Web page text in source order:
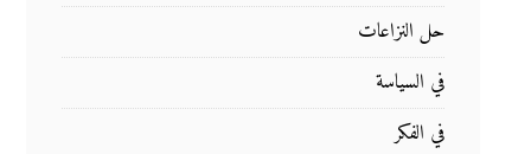
حل النزاعات
في السياسة
في الفكر